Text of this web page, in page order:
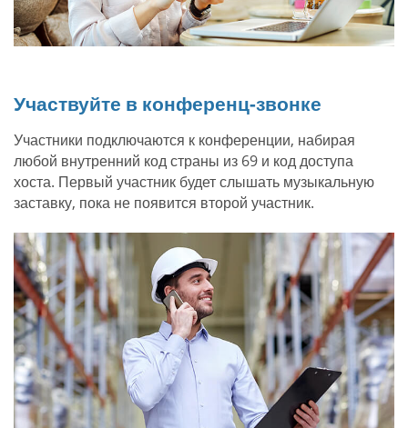
Участвуйте в конференц-звонке
Участники подключаются к конференции, набирая
любой внутренний код страны из 69 и код доступа
хоста. Первый участник будет слышать музыкальную
заставку, пока не появится второй участник.